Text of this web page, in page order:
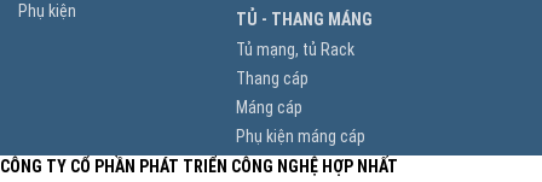
Phụ kiện
TỦ - THANG MÁNG
Tủ mạng, tủ Rack
Thang cáp
Máng cáp
Phụ kiện máng cáp
CÔNG TY CỔ PHẦN PHÁT TRIỂN CÔNG NGHỆ HỢP NHẤT